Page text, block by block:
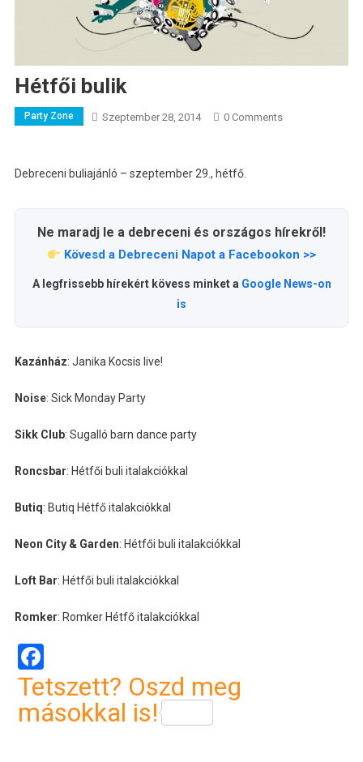
Hétfői bulik
Party Zone Szeptember 28, 2014 0 Comments
Debreceni buliajánló – szeptember 29., hétfő.
Ne maradj le a debreceni és országos hírekről!
Kövesd a Debreceni Napot a Facebookon >>
A legfrissebb hírekért kövess minket a Google News-on
is
Kazánház: Janika Kocsis live!
Noise: Sick Monday Party
Sikk Club: Sugalló barn dance party
Roncsbar: Hétfői buli italakciókkal
Butiq: Butiq Hétfő italakciókkal
Neon City & Garden: Hétfői buli italakciókkal
Loft Bar: Hétfői buli italakciókkal
Romker: Romker Hétfő italakciókkal
Facebook
Tetszett? Oszd meg
másokkal is!